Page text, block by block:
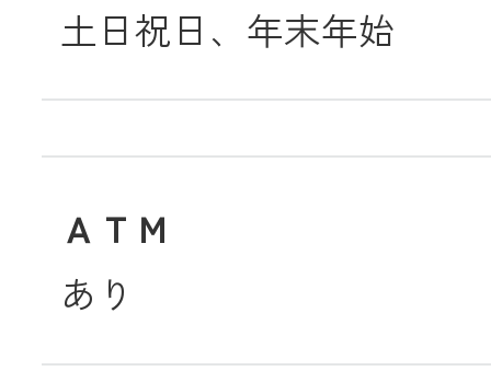
土日祝日、年末年始
ＡＴＭ
あり